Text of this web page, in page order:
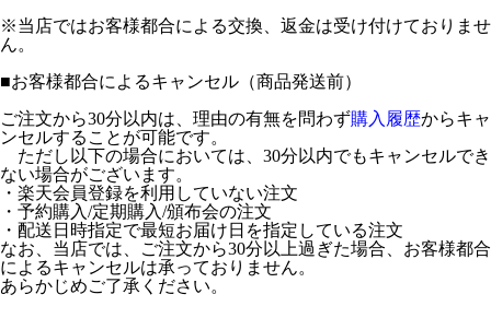
※当店ではお客様都合による交換、返金は受け付けておりませ
ん。
■お客様都合によるキャンセル（商品発送前）
ご注文から30分以内は、理由の有無を問わず購入履歴からキャ
ンセルすることが可能です。
ただし以下の場合においては、30分以内でもキャンセルでき
ない場合がございます。
・楽天会員登録を利用していない注文
・予約購入/定期購入/頒布会の注文
・配送日時指定で最短お届け日を指定している注文
なお、当店では、ご注文から30分以上過ぎた場合、お客様都合
によるキャンセルは承っておりません。
あらかじめご了承ください。